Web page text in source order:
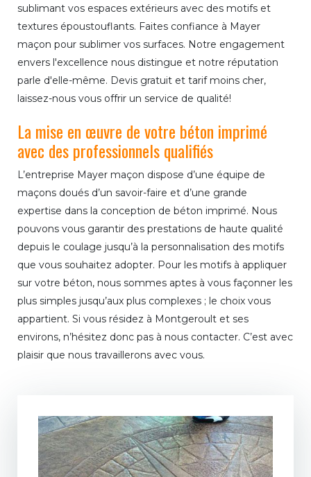
sublimant vos espaces extérieurs avec des motifs et
textures époustouflants. Faites confiance à Mayer
maçon pour sublimer vos surfaces. Notre engagement
envers l'excellence nous distingue et notre réputation
parle d'elle-même. Devis gratuit et tarif moins cher,
laissez-nous vous offrir un service de qualité!
La mise en œuvre de votre béton imprimé
avec des professionnels qualifiés
L’entreprise Mayer maçon dispose d’une équipe de
maçons doués d’un savoir-faire et d’une grande
expertise dans la conception de béton imprimé. Nous
pouvons vous garantir des prestations de haute qualité
depuis le coulage jusqu’à la personnalisation des motifs
que vous souhaitez adopter. Pour les motifs à appliquer
sur votre béton, nous sommes aptes à vous façonner les
plus simples jusqu’aux plus complexes ; le choix vous
appartient. Si vous résidez à Montgeroult et ses
environs, n’hésitez donc pas à nous contacter. C’est avec
plaisir que nous travaillerons avec vous.